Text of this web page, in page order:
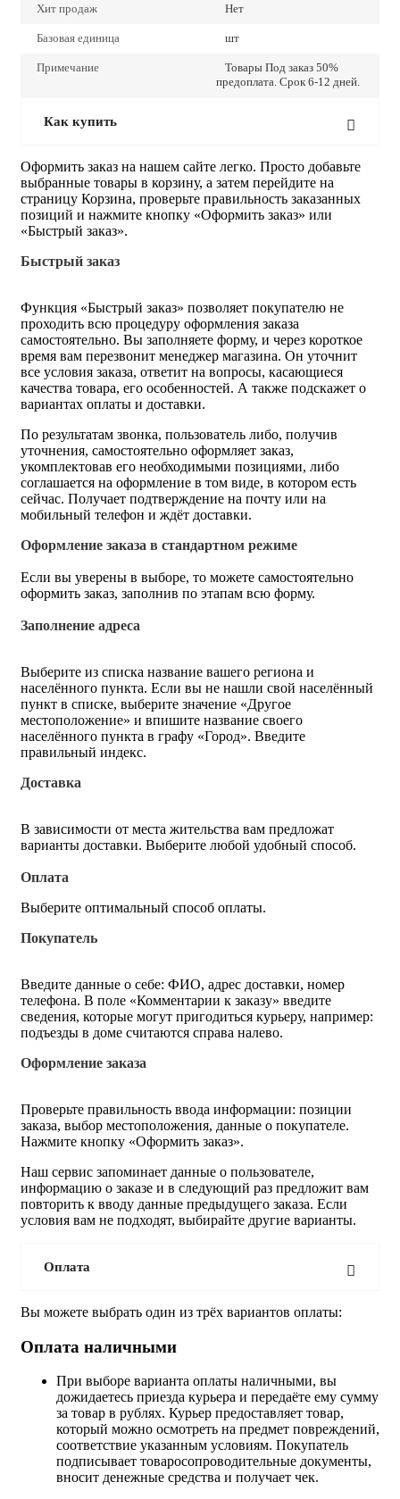
Хит продаж Нет
Базовая единица шт
Примечание
Товары Под заказ 50%
предоплата. Срок 6-12 дней.
Как купить
Оформить заказ на нашем сайте легко. Просто добавьте
выбранные товары в корзину, а затем перейдите на
страницу Корзина, проверьте правильность заказанных
позиций и нажмите кнопку «Оформить заказ» или
«Быстрый заказ».
Быстрый заказ
Функция «Быстрый заказ» позволяет покупателю не
проходить всю процедуру оформления заказа
самостоятельно. Вы заполняете форму, и через короткое
время вам перезвонит менеджер магазина. Он уточнит
все условия заказа, ответит на вопросы, касающиеся
качества товара, его особенностей. А также подскажет о
вариантах оплаты и доставки.
По результатам звонка, пользователь либо, получив
уточнения, самостоятельно оформляет заказ,
укомплектовав его необходимыми позициями, либо
соглашается на оформление в том виде, в котором есть
сейчас. Получает подтверждение на почту или на
мобильный телефон и ждёт доставки.
Оформление заказа в стандартном режиме
Если вы уверены в выборе, то можете самостоятельно
оформить заказ, заполнив по этапам всю форму.
Заполнение адреса
Выберите из списка название вашего региона и
населённого пункта. Если вы не нашли свой населённый
пункт в списке, выберите значение «Другое
местоположение» и впишите название своего
населённого пункта в графу «Город». Введите
правильный индекс.
Доставка
В зависимости от места жительства вам предложат
варианты доставки. Выберите любой удобный способ.
Оплата
Выберите оптимальный способ оплаты.
Покупатель
Введите данные о себе: ФИО, адрес доставки, номер
телефона. В поле «Комментарии к заказу» введите
сведения, которые могут пригодиться курьеру, например:
подъезды в доме считаются справа налево.
Оформление заказа
Проверьте правильность ввода информации: позиции
заказа, выбор местоположения, данные о покупателе.
Нажмите кнопку «Оформить заказ».
Наш сервис запоминает данные о пользователе,
информацию о заказе и в следующий раз предложит вам
повторить к вводу данные предыдущего заказа. Если
условия вам не подходят, выбирайте другие варианты.
Оплата
Вы можете выбрать один из трёх вариантов оплаты:
Оплата наличными
При выборе варианта оплаты наличными, вы
дожидаетесь приезда курьера и передаёте ему сумму
за товар в рублях. Курьер предоставляет товар,
который можно осмотреть на предмет повреждений,
соответствие указанным условиям. Покупатель
подписывает товаросопроводительные документы,
вносит денежные средства и получает чек.